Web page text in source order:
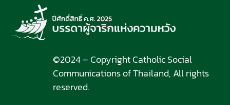
©2024 – Copyright Catholic Social
Communications of Thailand, All rights
reserved.